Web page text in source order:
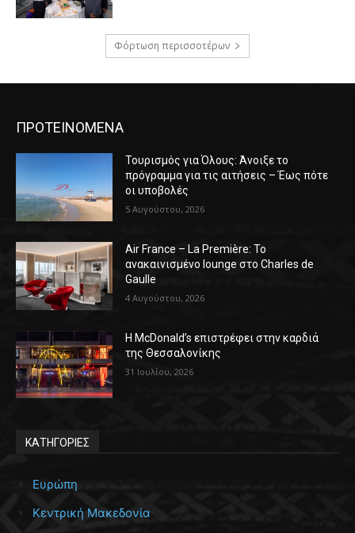
Φόρτωση περισσοτέρων
ΠΡΟΤΕΙΝΟΜΕΝΑ
Τουρισμός για Όλους: Άνοιξε το
πρόγραμμα για τις αιτήσεις – Έως πότε
οι υποβολές
5 Αυγούστου, 2026
Air France – La Première: Το
ανακαινισμένο lounge στο Charles de
Gaulle
4 Αυγούστου, 2026
Η McDonald’s επιστρέφει στην καρδιά
της Θεσσαλονίκης
31 Ιουλίου, 2026
ΚΑΤΗΓΟΡΙΕΣ
Ευρώπη
Κεντρική Μακεδονία